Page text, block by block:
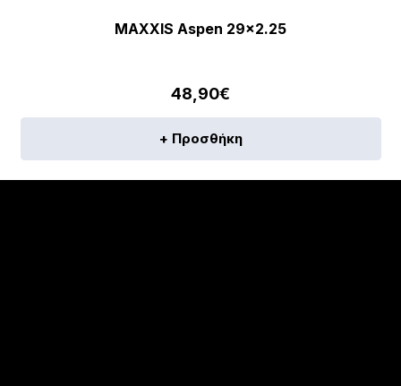
MAXXIS Aspen 29×2.25
48,90€
+ Προσθήκη